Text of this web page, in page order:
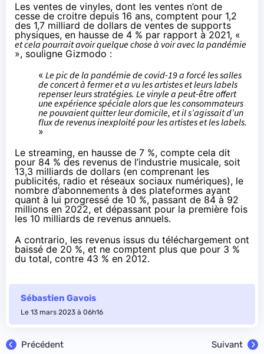
Les ventes de vinyles, dont les ventes n’ont de
cesse de croitre depuis 16 ans, comptent pour 1,2
des 1,7 milliard de dollars de ventes de supports
physiques, en hausse de 4 % par rapport à 2021, «
et cela pourrait avoir quelque chose à voir avec la pandémie
», souligne Gizmodo :
« Le pic de la pandémie de covid-19 a forcé les salles
de concert à fermer et a vu les artistes et leurs labels
repenser leurs stratégies. Le vinyle a peut-être offert
une expérience spéciale alors que les consommateurs
ne pouvaient quitter leur domicile, et il s’agissait d’un
flux de revenus inexploité pour les artistes et les labels.
»
Le streaming, en hausse de 7 %, compte cela dit
pour 84 % des revenus de l’industrie musicale, soit
13,3 milliards de dollars (en comprenant les
publicités, radio et réseaux sociaux numériques), le
nombre d’abonnements à des plateformes ayant
quant à lui progressé de 10 %, passant de 84 à 92
millions en 2022, et dépassant pour la première fois
les 10 milliards de revenus annuels.
A contrario, les revenus issus du téléchargement ont
baissé de 20 %, et ne comptent plus que pour 3 %
du total, contre 43 % en 2012.
Sébastien Gavois
Le 13 mars 2023 à 06h16
Précédent Suivant